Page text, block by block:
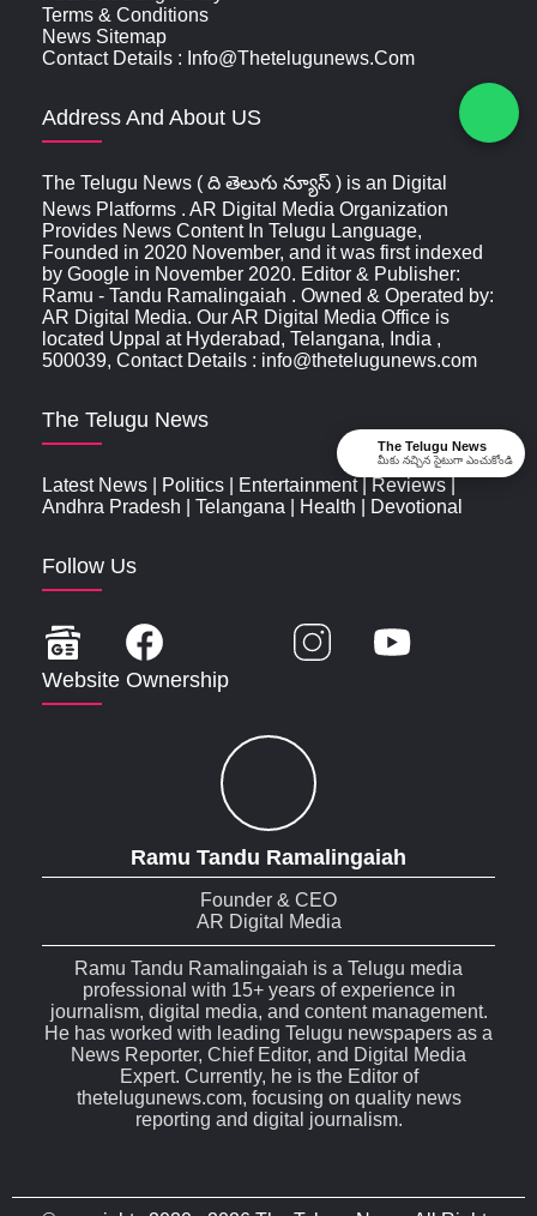
Terms & Conditions
News Sitemap
Contact Details : Info@thetelugunews.com
Address And About US
The Telugu News ( ది తెలుగు న్యూస్‌ ) is an Digital
News Platforms . AR Digital Media Organization
Provides News Content In Telugu Language,
Founded in 2020 November, and it was first indexed
by Google in November 2020. Editor & Publisher:
Ramu - Tandu Ramalingaiah . Owned & Operated by:
AR Digital Media. Our AR Digital Media Office is
located Uppal at Hyderabad, Telangana, India ,
500039, Contact Details : info@thetelugunews.com
The Telugu News
Latest News Politics Entertainment| Reviews |
Andhra Pradesh
Telangana Health Devotional
Follow Us
Website Ownership
Ramu Tandu Ramalingaiah
Founder & CEO
AR Digital Media
Ramu Tandu Ramalingaiah is a Telugu media
professional with 15+ years of experience in
journalism, digital media, and content management.
He has worked with leading Telugu newspapers as a
News Reporter, Chief Editor, and Digital Media
Expert. Currently, he is the Editor of
thetelugunews.com, focusing on quality news
reporting and digital journalism.
The Telugu News
మీకు నచ్చిన సైటుగా ఎంచుకోండి